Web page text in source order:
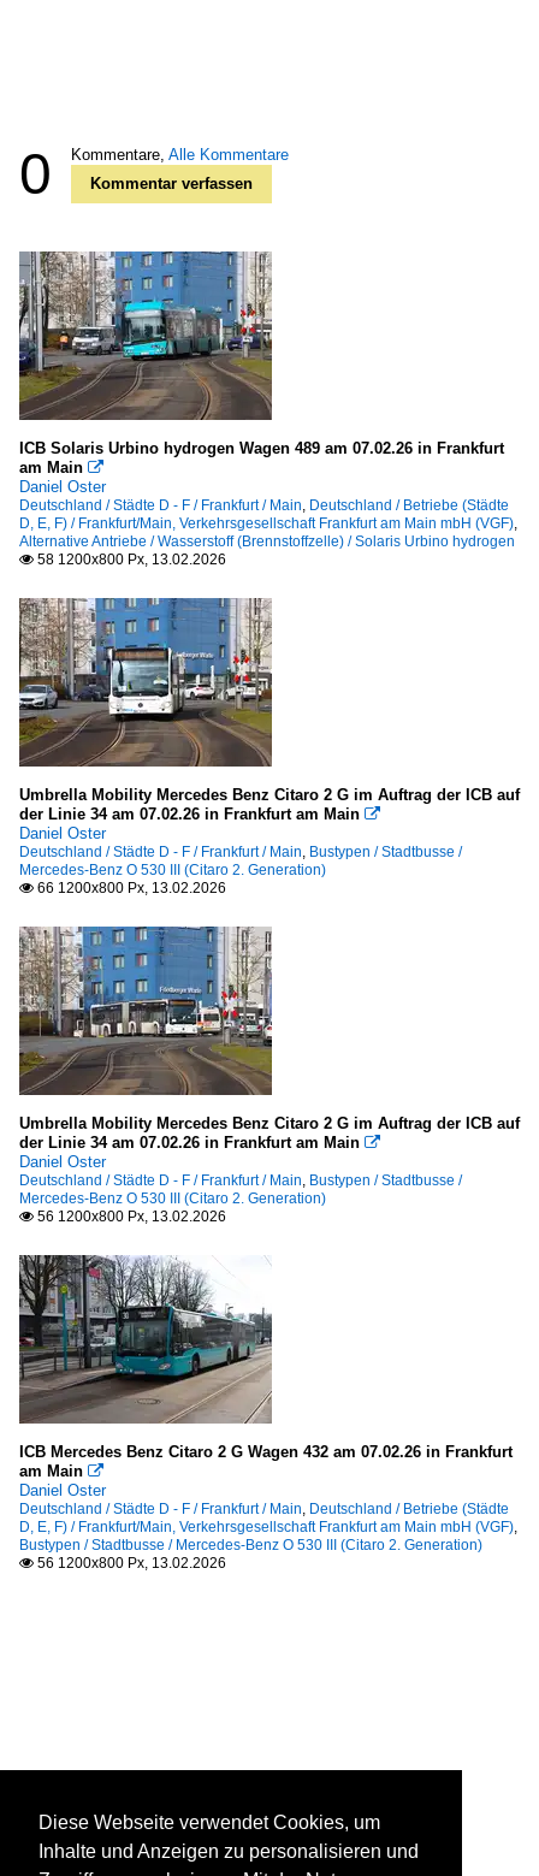
0 Kommentare, Alle Kommentare
Kommentar verfassen
ICB Solaris Urbino hydrogen Wagen 489 am 07.02.26 in Frankfurt
am Main 
Daniel Oster
Deutschland / Städte D - F / Frankfurt / Main, Deutschland / Betriebe (Städte
D, E, F) / Frankfurt/Main, Verkehrsgesellschaft Frankfurt am Main mbH (VGF),
Alternative Antriebe / Wasserstoff (Brennstoffzelle) / Solaris Urbino hydrogen
 58 1200x800 Px, 13.02.2026
Umbrella Mobility Mercedes Benz Citaro 2 G im Auftrag der ICB auf
der Linie 34 am 07.02.26 in Frankfurt am Main 
Daniel Oster
Deutschland / Städte D - F / Frankfurt / Main, Bustypen / Stadtbusse /
Mercedes-Benz O 530 III (Citaro 2. Generation)
 66 1200x800 Px, 13.02.2026
Umbrella Mobility Mercedes Benz Citaro 2 G im Auftrag der ICB auf
der Linie 34 am 07.02.26 in Frankfurt am Main 
Daniel Oster
Deutschland / Städte D - F / Frankfurt / Main, Bustypen / Stadtbusse /
Mercedes-Benz O 530 III (Citaro 2. Generation)
 56 1200x800 Px, 13.02.2026
ICB Mercedes Benz Citaro 2 G Wagen 432 am 07.02.26 in Frankfurt
am Main 
Daniel Oster
Deutschland / Städte D - F / Frankfurt / Main, Deutschland / Betriebe (Städte
D, E, F) / Frankfurt/Main, Verkehrsgesellschaft Frankfurt am Main mbH (VGF),
Bustypen / Stadtbusse / Mercedes-Benz O 530 III (Citaro 2. Generation)
 56 1200x800 Px, 13.02.2026
Diese Webseite verwendet Cookies, um
Inhalte und Anzeigen zu personalisieren und